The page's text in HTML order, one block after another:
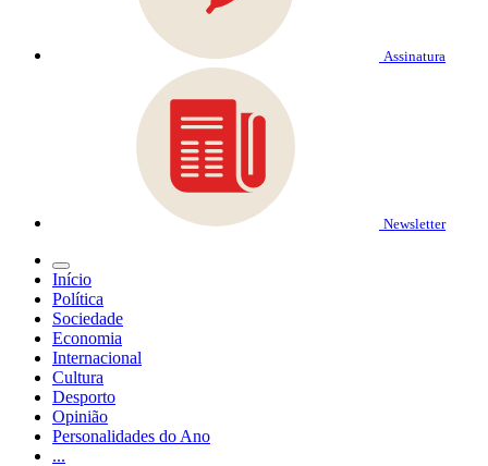
Assinatura
Newsletter
Início
Política
Sociedade
Economia
Internacional
Cultura
Desporto
Opinião
Personalidades do Ano
...